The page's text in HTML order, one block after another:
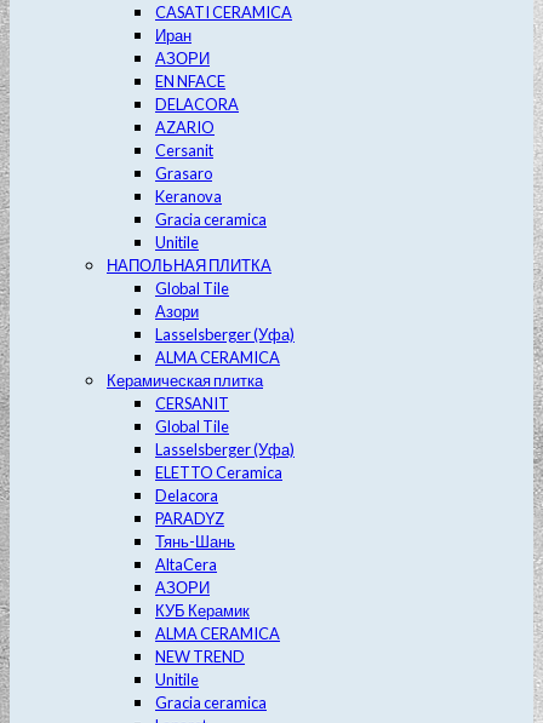
CASATI CERAMICA
Иран
АЗОРИ
EN NFACE
DELACORA
AZARIO
Cersanit
Grasaro
Keranova
Gracia ceramica
Unitile
НАПОЛЬНАЯ ПЛИТКА
Global Tile
Азори
Lasselsberger (Уфа)
ALMA CERAMICA
Керамическая плитка
CERSANIT
Global Tile
Lasselsberger (Уфа)
ELETTO Ceramica
Delacora
PARADYZ
Тянь-Шань
AltaCera
АЗОРИ
КУБ Керамик
ALMA CERAMICA
NEW TREND
Unitile
Gracia ceramica